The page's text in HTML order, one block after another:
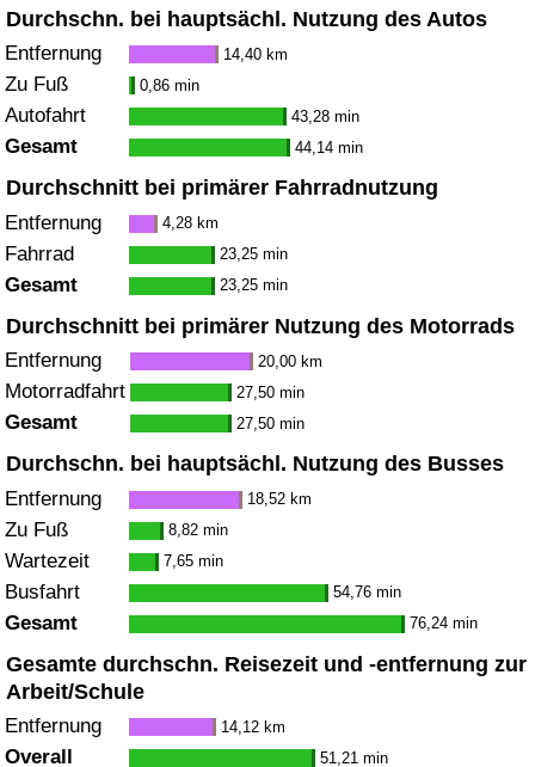
Durchschn. bei hauptsächl. Nutzung des Autos
Entfernung 14,40 km
Zu Fuß 0,86 min
Autofahrt 43,28 min
Gesamt 44,14 min
Durchschnitt bei primärer Fahrradnutzung
Entfernung 4,28 km
Fahrrad 23,25 min
Gesamt 23,25 min
Durchschnitt bei primärer Nutzung des Motorrads
Entfernung 20,00 km
Motorradfahrt 27,50 min
Gesamt 27,50 min
Durchschn. bei hauptsächl. Nutzung des Busses
Entfernung 18,52 km
Zu Fuß 8,82 min
Wartezeit 7,65 min
Busfahrt 54,76 min
Gesamt 76,24 min
Gesamte durchschn. Reisezeit und -entfernung zur
Arbeit/Schule
Entfernung 14,12 km
Overall 51,21 min